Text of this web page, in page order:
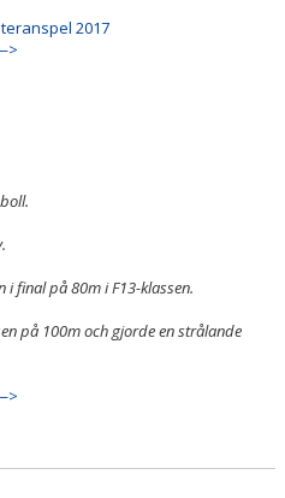
2017
final på 80m i F13-klassen.
på 100m och gjorde en strålande